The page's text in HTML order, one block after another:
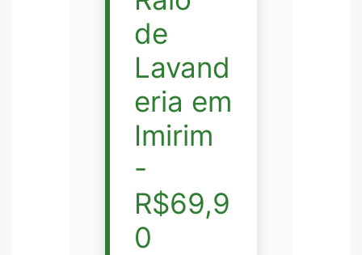
de
Lavand
eria em
Imirim
-
R$69,9
0